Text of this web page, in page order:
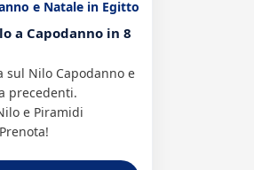
e Natale in Egitto
a Capodanno in 8
Nilo Capodanno e
precedenti.
e Piramidi